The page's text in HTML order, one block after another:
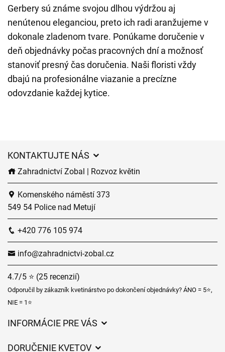
Gerbery sú známe svojou dlhou výdržou aj
nenútenou eleganciou, preto ich radi aranžujeme v
dokonale zladenom tvare. Ponúkame doručenie v
deň objednávky počas pracovných dní a možnosť
stanoviť presný čas doručenia. Naši floristi vždy
dbajú na profesionálne viazanie a precízne
odovzdanie každej kytice.
KONTAKTUJTE NÁS
Zahradnictví Zobal | Rozvoz květin
Komenského náměstí 373
549 54 Police nad Metují
+420 776 105 974
info@zahradnictvi-zobal.cz
4.7/5 ⭐ (25 recenzií)
Odporučil by zákazník kvetinárstvo po dokončení objednávky? ÁNO = 5⭐,
NIE = 1⭐
INFORMÁCIE PRE VÁS
DORUČENIE KVETOV